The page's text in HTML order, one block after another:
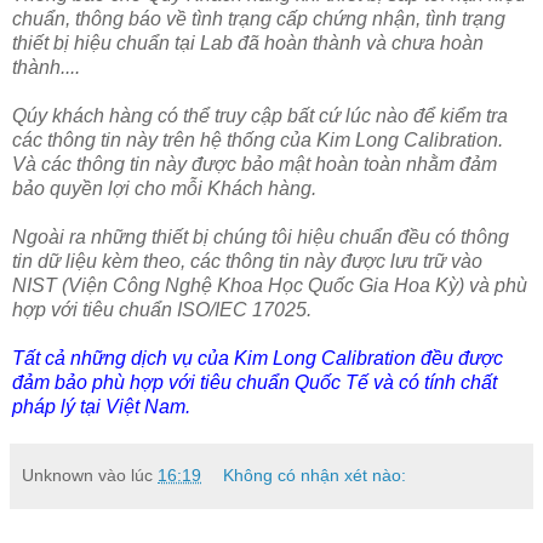
chuẩn, thông báo về tình trạng cấp chứng nhận, tình trạng
thiết bị hiệu chuẩn tại Lab đã hoàn thành và chưa hoàn
thành....
Qúy khách hàng có thể truy cập bất cứ lúc nào để kiểm tra
các thông tin này trên hệ thống của Kim Long Calibration.
Và các thông tin này được bảo mật hoàn toàn nhằm đảm
bảo quyền lợi cho mỗi Khách hàng.
Ngoài ra những thiết bị chúng tôi hiệu chuẩn đều có thông
tin dữ liệu kèm theo, các thông tin này được lưu trữ vào
NIST (Viện Công Nghệ Khoa Học Quốc Gia Hoa Kỳ) và phù
hợp với tiêu chuẩn ISO/IEC 17025.
Tất cả những dịch vụ của Kim Long Calibration đều được
đảm bảo phù hợp với tiêu chuẩn Quốc Tế và có tính chất
pháp lý tại Việt Nam.
Unknown vào lúc 16:19 Không có nhận xét nào: